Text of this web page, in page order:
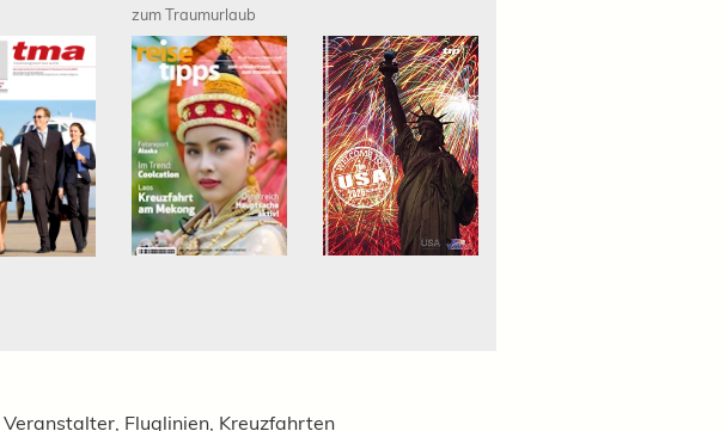
zum Traumurlaub
Fluglinien, Kreuzfahrten